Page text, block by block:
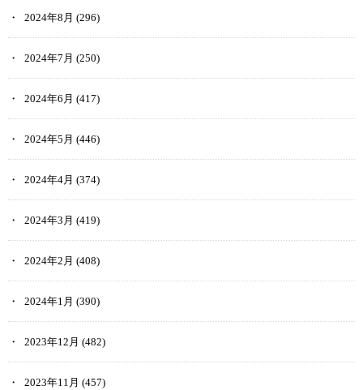
2024年8月 (296)
2024年7月 (250)
2024年6月 (417)
2024年5月 (446)
2024年4月 (374)
2024年3月 (419)
2024年2月 (408)
2024年1月 (390)
2023年12月 (482)
2023年11月 (457)